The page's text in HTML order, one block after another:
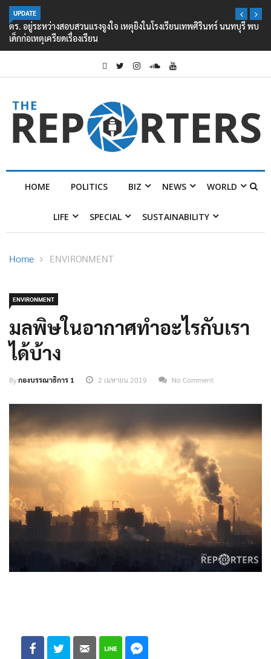
UPDATE
ตร. อยู่ระหว่างสอบสวนแรงจูงใจ เหตุยิงในโรงเรียนเทพศิรินทร์ นนทบุรี พบ
เด็กก่อเหตุเครียดเรื่องเรียน
HOME POLITICS BIZ NEWS WORLD
LIFE SPECIAL SUSTAINABILITY
Home ENVIRONMENT
ENVIRONMENT
มลพิษในอากาศทำอะไรกับเรา
ได้บ้าง
Byกองบรรณาธิการ 1 2 เมษายน 2019 No Comment